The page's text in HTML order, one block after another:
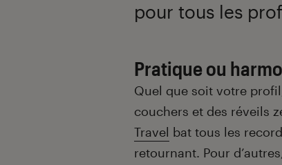
pour tous les
Pratique ou
Quel que soit votre
couchers et des réveils
Travel bat tous les
retournant. Pour